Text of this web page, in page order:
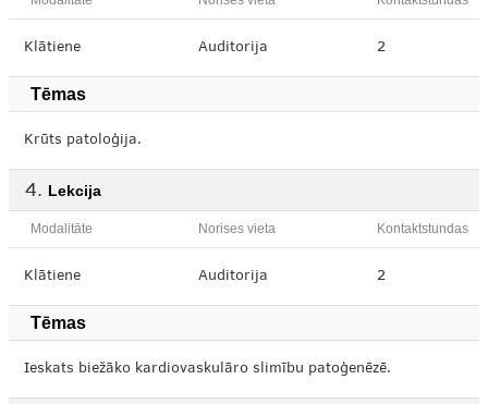
Klātiene Auditorija 2
Tēmas
Krūts patoloģija.
Lekcija
Modalitāte Norises vieta Kontaktstundas
Klātiene Auditorija 2
Tēmas
Ieskats biežāko kardiovaskulāro slimību patoģenēzē.